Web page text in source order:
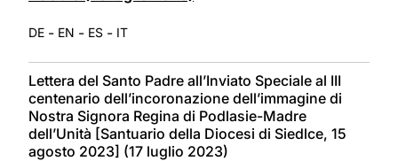
DE - EN - ES - IT
Lettera del Santo Padre all’Inviato Speciale al III
centenario dell’incoronazione dell’immagine di
Nostra Signora Regina di Podlasie-Madre
dell’Unità [Santuario della Diocesi di Siedlce, 15
agosto 2023] (17 luglio 2023)